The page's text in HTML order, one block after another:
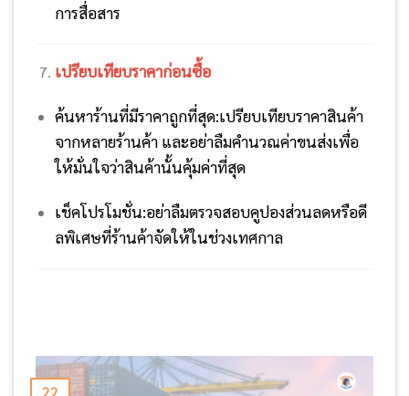
การสื่อสาร
เปรียบเทียบราคาก่อนซื้อ
ค้นหาร้านที่มีราคาถูกที่สุด:เปรียบเทียบราคาสินค้า
จากหลายร้านค้า และอย่าลืมคำนวณค่าขนส่งเพื่อ
ให้มั่นใจว่าสินค้านั้นคุ้มค่าที่สุด
เช็คโปรโมชั่น:อย่าลืมตรวจสอบคูปองส่วนลดหรือดี
ลพิเศษที่ร้านค้าจัดให้ในช่วงเทศกาล
22